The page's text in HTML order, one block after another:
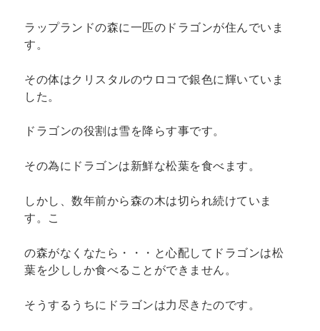
ラップランドの森に一匹のドラゴンが住んでいま
す。
その体はクリスタルのウロコで銀色に輝いていま
した。
ドラゴンの役割は雪を降らす事です。
その為にドラゴンは新鮮な松葉を食べます。
しかし、数年前から森の木は切られ続けていま
す。こ
の森がなくなたら・・・と心配してドラゴンは松
葉を少ししか食べることができません。
そうするうちにドラゴンは力尽きたのです。